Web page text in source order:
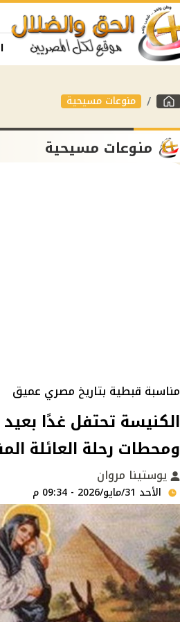
منوعات مسيحية
منوعات مسيحية
مناسبة قبطية بتاريخ مصري عميق
الكنيسة تحتفل غدًا
ومحطات رحلة العائلة
يوستينا مروان
الأحد 31/مايو/2026 - 09:34 م